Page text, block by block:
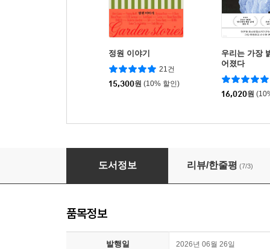
정원 이야기
21건
15,300원 (10% 할인)
우리는 가장
어졌다
16,020원
고독 이야기
도서정보 리뷰/한줄평 (7/3)
품목정보
발행일 2026년 06월 26일